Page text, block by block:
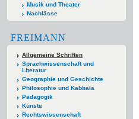
Musik und Theater
Nachlässe
FREIMANN
Allgemeine Schriften
Sprachwissenschaft und
Literatur
Geographie und Geschichte
Philosophie und Kabbala
Pädagogik
Künste
Rechtswissenschaft